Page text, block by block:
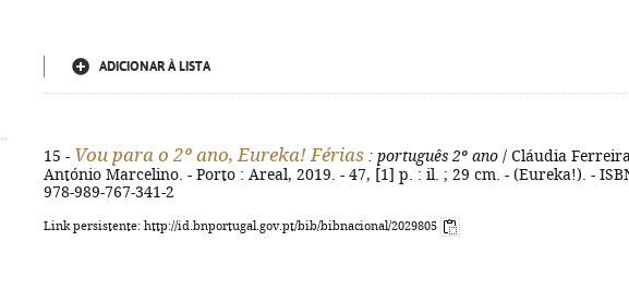
ADICIONAR À LISTA
15 - Vou para o 2º ano, Eureka! Férias : português 2º ano / Cláudia
António Marcelino. - Porto : Areal, 2019. - 47, [1] p. : il. ; 29 cm. - (Eureka!). -
978-989-767-341-2
Link persistente: http://id.bnportugal.gov.pt/bib/bibnacional/2029805